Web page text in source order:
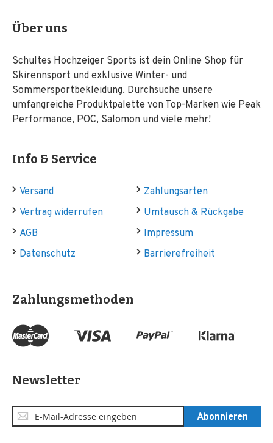
Über uns
Schultes Hochzeiger Sports ist dein Online Shop für
Skirennsport und exklusive Winter- und
Sommersportbekleidung. Durchsuche unsere
umfangreiche Produktpalette von Top-Marken wie Peak
Performance, POC, Salomon und viele mehr!
Info & Service
Versand
Zahlungsarten
Vertrag widerrufen
Umtausch & Rückgabe
AGB
Impressum
Datenschutz
Barrierefreiheit
Zahlungsmethoden
Newsletter
Anmeldung
zum
Abonnieren